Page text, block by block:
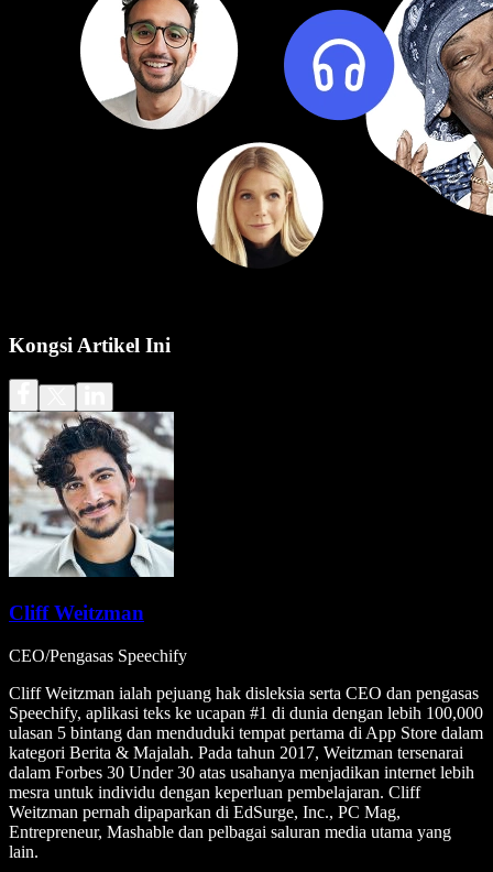
Kongsi Artikel Ini
Cliff Weitzman
CEO/Pengasas Speechify
Cliff Weitzman ialah pejuang hak disleksia serta CEO dan pengasas
Speechify, aplikasi teks ke ucapan #1 di dunia dengan lebih 100,000
ulasan 5 bintang dan menduduki tempat pertama di App Store dalam
kategori Berita & Majalah. Pada tahun 2017, Weitzman tersenarai
dalam Forbes 30 Under 30 atas usahanya menjadikan internet lebih
mesra untuk individu dengan keperluan pembelajaran. Cliff
Weitzman pernah dipaparkan di EdSurge, Inc., PC Mag,
Entrepreneur, Mashable dan pelbagai saluran media utama yang
lain.